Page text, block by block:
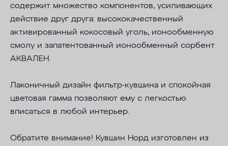
содержит множество компонентов, усиливающих
действие друг друга: высококачественный
активированный кокосовый уголь, ионообменную
смолу и запатентованный ионообменный сорбент
АКВАЛЕН.
Лаконичный дизайн фильтр-кувшина и спокойная
цветовая гамма позволяют ему с легкостью
вписаться в любой интерьер.
Обратите внимание! Кувшин Норд изготовлен из